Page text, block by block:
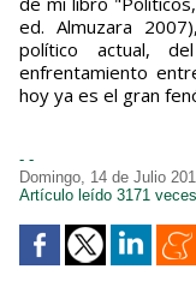
ed. Almuzara
político actual,
enfrentamiento
hoy ya es el gran
- -
Domingo, 14 de Julio
Artículo leído 3171 veces